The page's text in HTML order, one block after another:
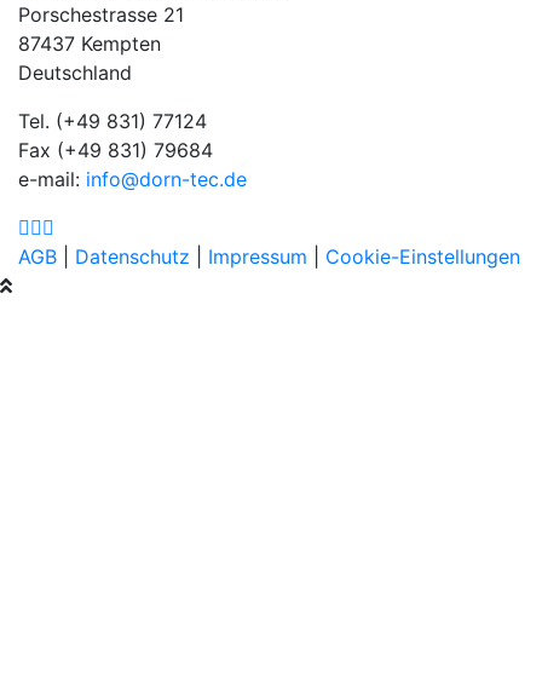
Porschestrasse 21
87437 Kempten
Deutschland
Tel. (+49 831) 77124
Fax (+49 831) 79684
e-mail: info@dorn-tec.de
AGB Datenschutz Impressum Cookie-Einstellungen